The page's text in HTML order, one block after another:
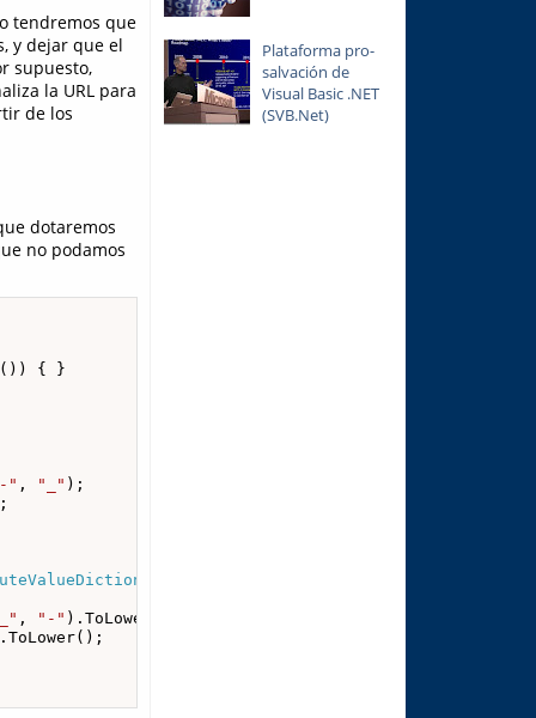
tendremos que
y dejar que el
supuesto,
la URL para
de los
dotaremos
no podamos
{ }
" , "_" );
, "-" ).ToLower();
Plataforma pro-
salvación de
Visual Basic .NET
(SVB.Net)